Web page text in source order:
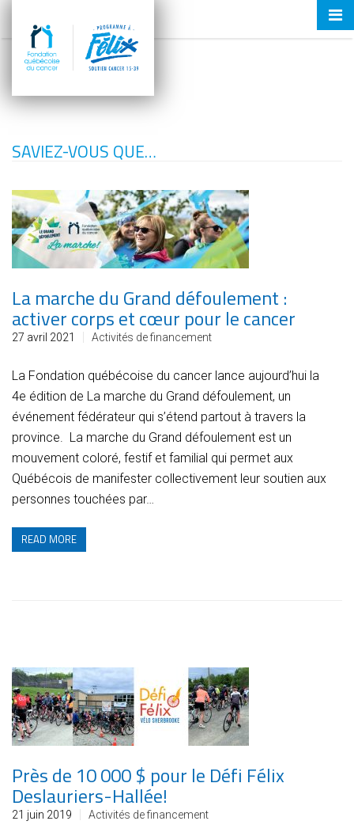
SAVIEZ-VOUS QUE…
La marche du Grand défoulement :
activer corps et cœur pour le cancer
27 avril 2021 Activités de financement
La Fondation québécoise du cancer lance aujourd’hui la
4e édition de La marche du Grand défoulement, un
événement fédérateur qui s’étend partout à travers la
province. La marche du Grand défoulement est un
mouvement coloré, festif et familial qui permet aux
Québécois de manifester collectivement leur soutien aux
personnes touchées par…
READ MORE
Près de 10 000 $ pour le Défi Félix
Deslauriers-Hallée!
21 juin 2019 Activités de financement